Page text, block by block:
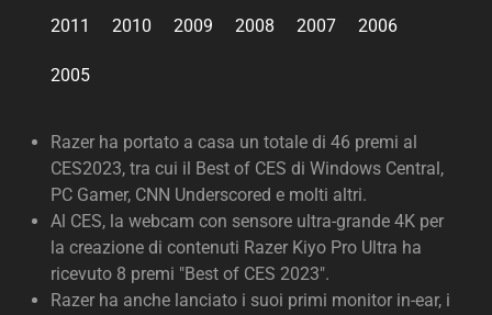
2011 2010 2009 2008 2007 2006
2005
Razer ha portato a casa un totale di 46 premi al
CES2023, tra cui il Best of CES di Windows Central,
PC Gamer, CNN Underscored e molti altri.
Al CES, la webcam con sensore ultra-grande 4K per
la creazione di contenuti Razer Kiyo Pro Ultra ha
ricevuto 8 premi "Best of CES 2023".
Razer ha anche lanciato i suoi primi monitor in-ear, i